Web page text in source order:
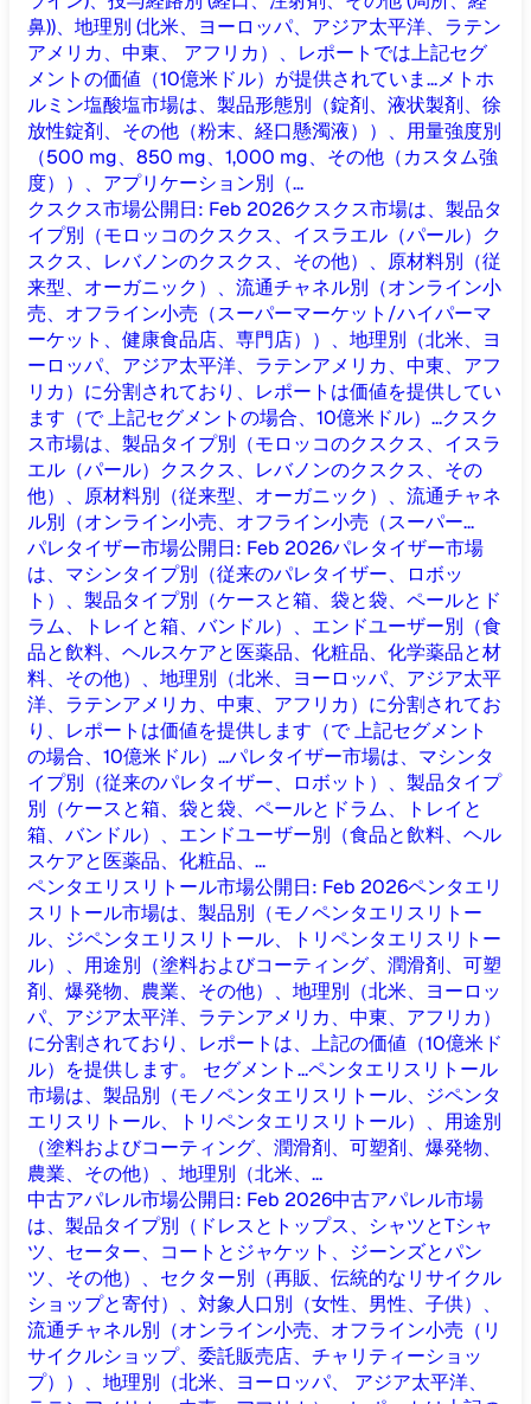
鼻))、地理別 (北米、ヨーロッパ、アジア太平洋、ラテン
アメリカ、中東、 アフリカ）、レポートでは上記セグ
メントの価値（10億米ドル）が提供されていま...メトホ
ルミン塩酸塩市場は、製品形態別（錠剤、液状製剤、徐
放性錠剤、その他（粉末、経口懸濁液））、用量強度別
（500 mg、850 mg、1,000 mg、その他（カスタム強
度））、アプリケーション別（...
クスクス市場公開日: Feb 2026クスクス市場は、製品タ
イプ別（モロッコのクスクス、イスラエル（パール）ク
スクス、レバノンのクスクス、その他）、原材料別（従
来型、オーガニック）、流通チャネル別（オンライン小
売、オフライン小売（スーパーマーケット/ハイパーマ
ーケット、健康食品店、専門店））、地理別（北米、ヨ
ーロッパ、アジア太平洋、ラテンアメリカ、中東、アフ
リカ）に分割されており、レポートは価値を提供してい
ます（で 上記セグメントの場合、10億米ドル）...クスク
ス市場は、製品タイプ別（モロッコのクスクス、イスラ
エル（パール）クスクス、レバノンのクスクス、その
他）、原材料別（従来型、オーガニック）、流通チャネ
ル別（オンライン小売、オフライン小売（スーパー...
パレタイザー市場公開日: Feb 2026パレタイザー市場
は、マシンタイプ別（従来のパレタイザー、ロボッ
ト）、製品タイプ別（ケースと箱、袋と袋、ペールとド
ラム、トレイと箱、バンドル）、エンドユーザー別（食
品と飲料、ヘルスケアと医薬品、化粧品、化学薬品と材
料、その他）、地理別（北米、ヨーロッパ、アジア太平
洋、ラテンアメリカ、中東、アフリカ）に分割されてお
り、レポートは価値を提供します（で 上記セグメント
の場合、10億米ドル）...パレタイザー市場は、マシンタ
イプ別（従来のパレタイザー、ロボット）、製品タイプ
別（ケースと箱、袋と袋、ペールとドラム、トレイと
箱、バンドル）、エンドユーザー別（食品と飲料、ヘル
スケアと医薬品、化粧品、...
ペンタエリスリトール市場公開日: Feb 2026ペンタエリ
スリトール市場は、製品別（モノペンタエリスリトー
ル、ジペンタエリスリトール、トリペンタエリスリトー
ル）、用途別（塗料およびコーティング、潤滑剤、可塑
剤、爆発物、農業、その他）、地理別（北米、ヨーロッ
パ、アジア太平洋、ラテンアメリカ、中東、アフリカ）
に分割されており、レポートは、上記の価値（10億米ド
ル）を提供します。 セグメント...ペンタエリスリトール
市場は、製品別（モノペンタエリスリトール、ジペンタ
エリスリトール、トリペンタエリスリトール）、用途別
（塗料およびコーティング、潤滑剤、可塑剤、爆発物、
農業、その他）、地理別（北米、...
中古アパレル市場公開日: Feb 2026中古アパレル市場
は、製品タイプ別（ドレスとトップス、シャツとTシャ
ツ、セーター、コートとジャケット、ジーンズとパン
ツ、その他）、セクター別（再販、伝統的なリサイクル
ショップと寄付）、対象人口別（女性、男性、子供）、
流通チャネル別（オンライン小売、オフライン小売（リ
サイクルショップ、委託販売店、チャリティーショッ
プ））、地理別（北米、ヨーロッパ、 アジア太平洋、